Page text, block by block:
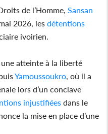
de l’Homme, Sansan
2026, lesdétentions
ivoirien.
atteinte à la liberté
Yamoussoukro , où il a
lors d’un conclave
injustifiées dans le
la mise en place d’une